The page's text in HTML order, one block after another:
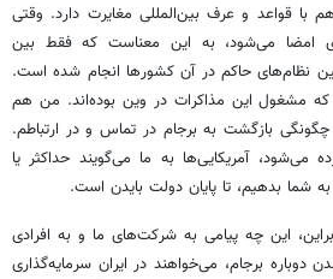
هم با قواعد و عرف بین‌المللی مغایرت دارد. وقتی
امضا می‌شود، به این معناست که فقط بین
نظام‌های حاکم در آن کشورها انجام شده است.
مشغول این مذاکرات در وین بوده‌اند. من هم
چگونگی بازگشت به برجام در تماس و در ارتباطم.
آمریکایی‌ها به ما می‌گویند حداکثر یا
شما بدهیم، تا پایان دولت بایدن است.
این چه پیامی به شرکت‌های ما و به افرادی
برجام، می‌خواهند در ایران سرمایه‌گذاری